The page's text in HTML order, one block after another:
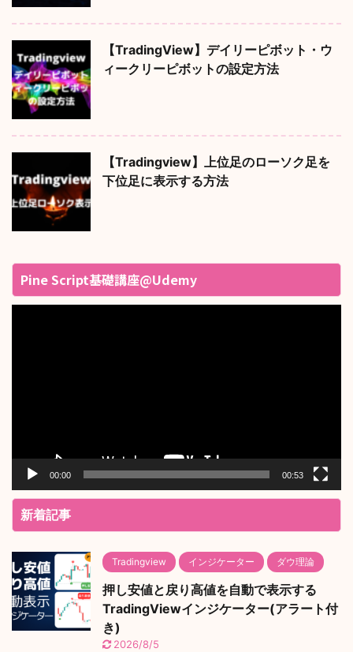
【TradingView】デイリーピボット・ウ
ィークリーピボットの設定方法
【Tradingview】上位足のローソク足を
下位足に表示する方法
Pine Script基礎講座@Udemy
00:00 00:53
新着記事
Tradingview インジケーター ダウ理論
押し安値と戻り高値を自動で表示する
TradingViewインジケーター(アラート付
き)
2026/8/5